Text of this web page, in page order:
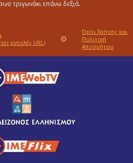
τριγωνάκι επάνω δεξιά.
εντολές URL)
⚙
Όροι Χρήσης και
Πολιτική
Απορρήτου